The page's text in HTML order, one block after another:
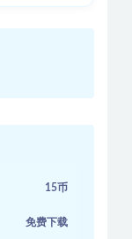
15币
免费下载